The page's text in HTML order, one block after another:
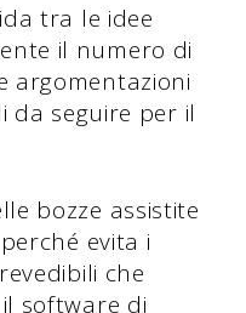
tra le idee
il numero di
argomentazioni
da seguire per il
bozze assistite
evita i
che
software di